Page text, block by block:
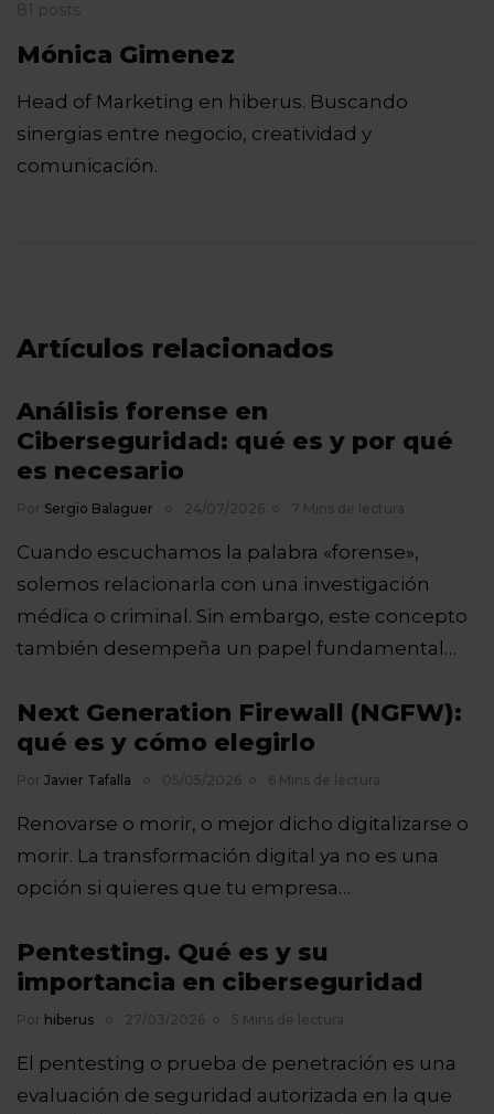
81 posts
Mónica Gimenez
Head of Marketing en hiberus. Buscando
sinergias entre negocio, creatividad y
comunicación.
Artículos relacionados
Análisis forense en
Ciberseguridad: qué es y por qué
es necesario
Por Sergio Balaguer 24/07/2026 7 Mins de lectura
Cuando escuchamos la palabra «forense»,
solemos relacionarla con una investigación
médica o criminal. Sin embargo, este concepto
también desempeña un papel fundamental…
Next Generation Firewall (NGFW):
qué es y cómo elegirlo
Por Javier Tafalla 05/05/2026 6 Mins de lectura
Renovarse o morir, o mejor dicho digitalizarse o
morir. La transformación digital ya no es una
opción si quieres que tu empresa…
Pentesting. Qué es y su
importancia en ciberseguridad
Por hiberus 27/03/2026 5 Mins de lectura
El pentesting o prueba de penetración es una
evaluación de seguridad autorizada en la que